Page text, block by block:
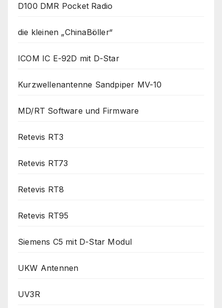
D100 DMR Pocket Radio
die kleinen „ChinaBöller“
ICOM IC E-92D mit D-Star
Kurzwellenantenne Sandpiper MV-10
MD/RT Software und Firmware
Retevis RT3
Retevis RT73
Retevis RT8
Retevis RT95
Siemens C5 mit D-Star Modul
UKW Antennen
UV3R